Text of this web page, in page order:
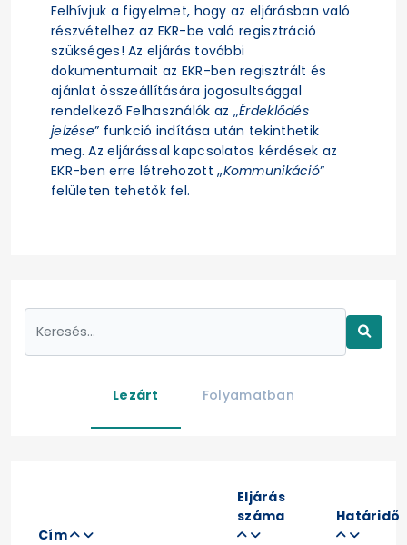
Felhívjuk a figyelmet, hogy az eljárásban való
részvételhez az EKR-be való regisztráció
szükséges! Az eljárás további
dokumentumait az EKR-ben regisztrált és
ajánlat összeállítására jogosultsággal
rendelkező Felhasználók az „Érdeklődés
jelzése” funkció indítása után tekinthetik
meg. Az eljárással kapcsolatos kérdések az
EKR-ben erre létrehozott „Kommunikáció”
felületen tehetők fel.
Lezárt Folyamatban
Cím
Eljárás
száma
Határidő